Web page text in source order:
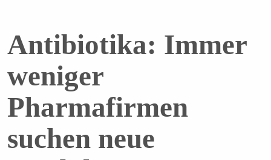
Antibiotika: Immer
weniger
Pharmafirmen
suchen neue